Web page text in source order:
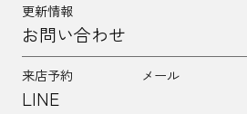
更新情報
お問い合わせ
来店予約 メール
LINE